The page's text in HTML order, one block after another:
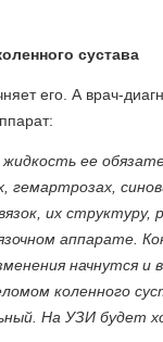
сустава
его. А врач-
ее
гемартрозах,
их структуру,
аппарате.
начнутся и
коленного
На УЗИ будет